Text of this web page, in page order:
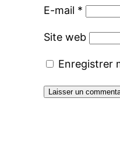
E-mail *
Site web
Enregistrer